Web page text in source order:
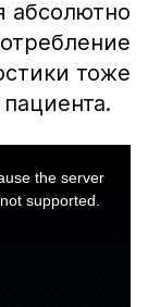
абсолютно
тоже
the server
supported.